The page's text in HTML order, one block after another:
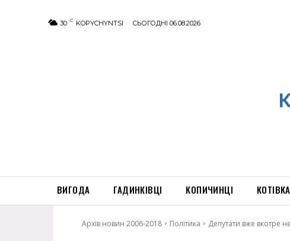
30 C KOPYCHYNTSI СЬОГОДНІ 06.08.2026
ВИГОДА ГАДИНКІВЦІ КОПИЧИНЦІ КОТІВКА
Архів новин 2006-2018 Політика Депутати вже вкотре